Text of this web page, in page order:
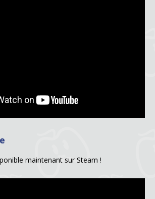
maintenant sur Steam !